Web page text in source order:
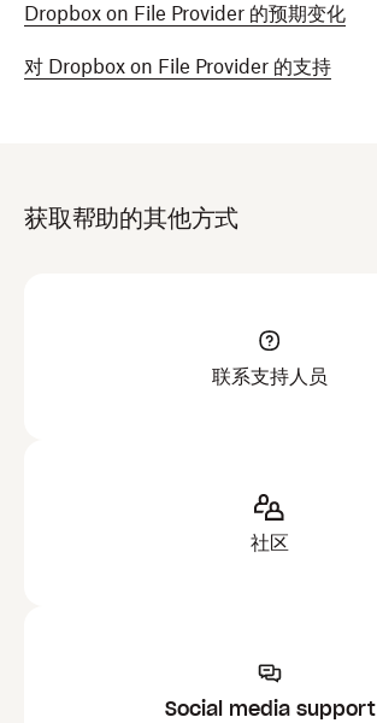
Dropbox on File Provider 的预期变化
对 Dropbox on File Provider 的支持
获取帮助的其他方式
联系支持人员
社区
Social media support